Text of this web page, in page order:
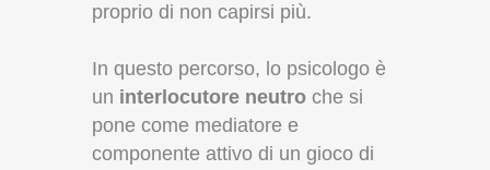
proprio di non capirsi più.
In questo percorso, lo psicologo è
un interlocutore neutro che si
pone come mediatore e
componente attivo di un gioco di